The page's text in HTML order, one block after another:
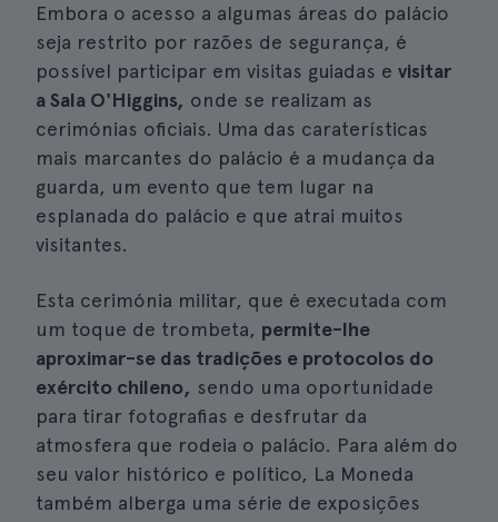
Embora o acesso a algumas áreas do palácio
seja restrito por razões de segurança, é
possível participar em visitas guiadas e visitar
a Sala O'Higgins, onde se realizam as
cerimónias oficiais. Uma das caraterísticas
mais marcantes do palácio é a mudança da
guarda, um evento que tem lugar na
esplanada do palácio e que atrai muitos
visitantes.
Esta cerimónia militar, que é executada com
um toque de trombeta, permite-lhe
aproximar-se das tradições e protocolos do
exército chileno, sendo uma oportunidade
para tirar fotografias e desfrutar da
atmosfera que rodeia o palácio. Para além do
seu valor histórico e político, La Moneda
também alberga uma série de exposições